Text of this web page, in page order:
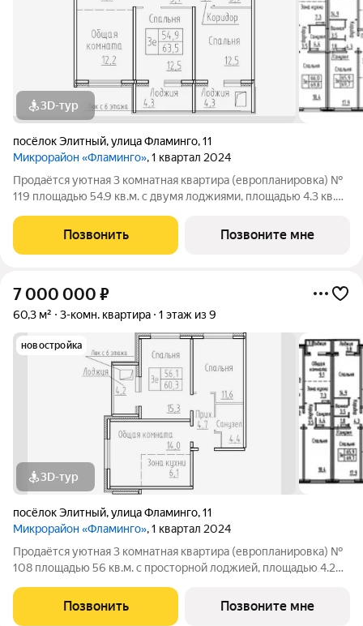
3D-тур
посёлок Элитный,улица Фламинго,11
Микрорайон «Фламинго», 1 квартал 2024
Продаётся уютная 3 комнатная квартира (европланировка) №
119 площадью 54.9 кв.м. с двумя лоджиями, площадью 4.3 кв.м.
Фламинго, ул.Венская, д. 8.Расположение дома предоставляет
отличную
Позвонить Позвоните мне
7 000 000 ₽
60,3 м² 3-комн. квартира 1 этаж из 9
новостройка
3D-тур
посёлок Элитный,улица Фламинго,11
Микрорайон «Фламинго», 1 квартал 2024
Продаётся уютная 3 комнатная квартира (европланировка) №
108 площадью 56 кв.м. с просторной лоджией, площадью 4.2
Фламинго, ул.Венская, д. 8.Расположение дома предоставляет
отличную возможность для
Позвонить Позвоните мне